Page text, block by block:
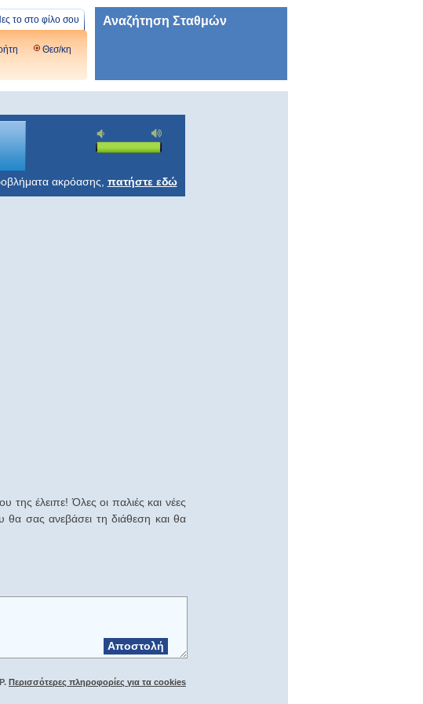
το στο φίλο σου
Θεσ/κη
Αναζήτηση Σταθμών
ακρόασης, πατήστε εδώ
έλειπε! Όλες οι παλιές και νέες
θα σας ανεβάσει τη διάθεση και θα
Αποστολή
Περισσότερες πληροφορίες για τα cookies